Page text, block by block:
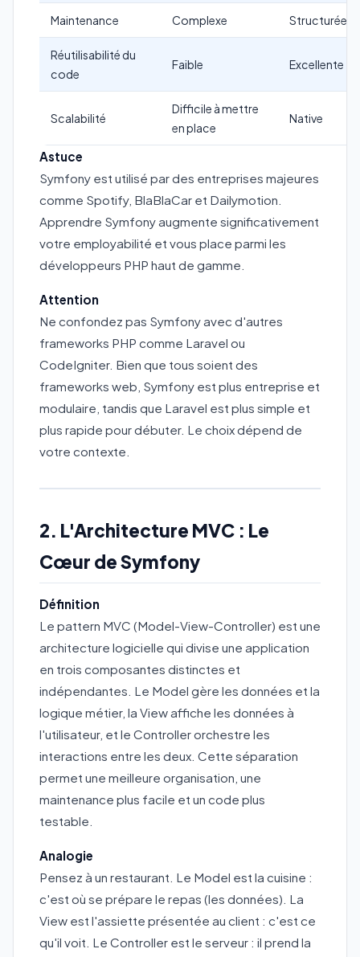
Maintenance Complexe Structurée
Réutilisabilité du
code
Faible Excellente
Scalabilité
Difficile à mettre
en place
Native
Astuce
Symfony est utilisé par des entreprises majeures
comme Spotify, BlaBlaCar et Dailymotion.
Apprendre Symfony augmente significativement
votre employabilité et vous place parmi les
développeurs PHP haut de gamme.
Attention
Ne confondez pas Symfony avec d'autres
frameworks PHP comme Laravel ou
CodeIgniter. Bien que tous soient des
frameworks web, Symfony est plus entreprise et
modulaire, tandis que Laravel est plus simple et
plus rapide pour débuter. Le choix dépend de
votre contexte.
2. L'Architecture MVC : Le
Cœur de Symfony
Définition
Le pattern MVC (Model-View-Controller) est une
architecture logicielle qui divise une application
en trois composantes distinctes et
indépendantes. Le Model gère les données et la
logique métier, la View affiche les données à
l'utilisateur, et le Controller orchestre les
interactions entre les deux. Cette séparation
permet une meilleure organisation, une
maintenance plus facile et un code plus
testable.
Analogie
Pensez à un restaurant. Le Model est la cuisine :
c'est où se prépare le repas (les données). La
View est l'assiette présentée au client : c'est ce
qu'il voit. Le Controller est le serveur : il prend la